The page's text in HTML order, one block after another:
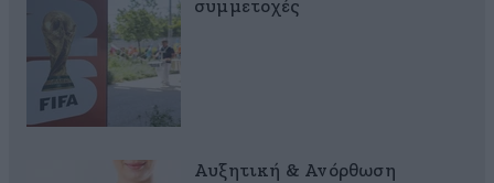
συμμετοχές
Αυξητική & Ανόρθωση